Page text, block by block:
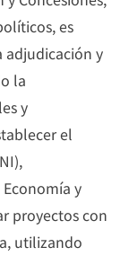
es
adjudicación y
la
y
el
y
proyectos con
utilizando